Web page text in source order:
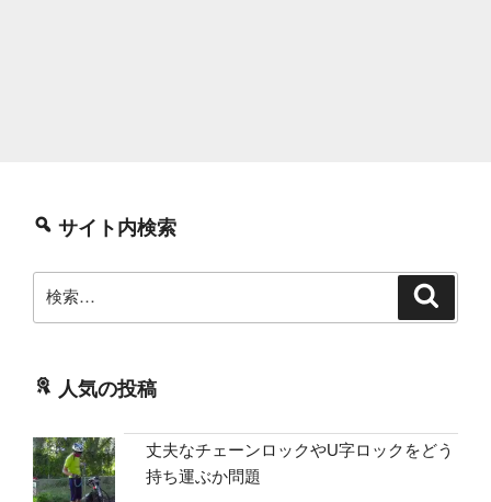
サイト内検索
索:
人気の投稿
丈夫なチェーンロックやU字ロックをどう
持ち運ぶか問題